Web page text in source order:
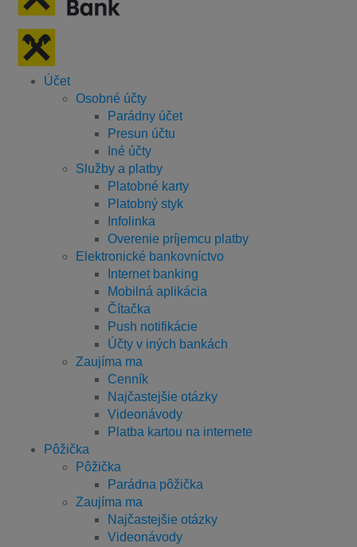
Účet
Osobné účty
Parádny účet
Presun účtu
Iné účty
Služby a platby
Platobné karty
Platobný styk
Infolinka
Overenie príjemcu platby
Elektronické bankovníctvo
Internet banking
Mobilná aplikácia
Čítačka
Push notifikácie
Účty v iných bankách
Zaujíma ma
Cenník
Najčastejšie otázky
Videonávody
Platba kartou na internete
Pôžička
Pôžička
Parádna pôžička
Zaujíma ma
Najčastejšie otázky
Videonávody